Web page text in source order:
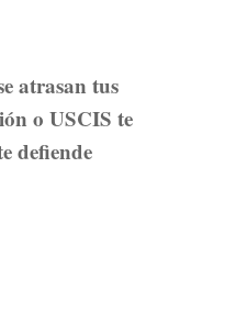
atrasan tus
o USCIS te
defiende